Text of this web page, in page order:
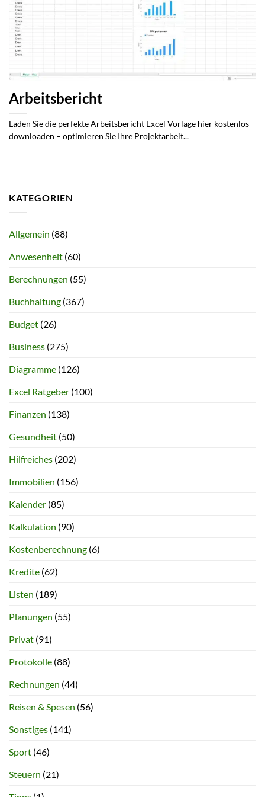
Arbeitsbericht
Laden Sie die perfekte Arbeitsbericht Excel Vorlage hier kostenlos
downloaden – optimieren Sie Ihre Projektarbeit...
KATEGORIEN
Allgemein (88)
Anwesenheit (60)
Berechnungen (55)
Buchhaltung (367)
Budget (26)
Business (275)
Diagramme (126)
Excel Ratgeber (100)
Finanzen (138)
Gesundheit (50)
Hilfreiches (202)
Immobilien (156)
Kalender (85)
Kalkulation (90)
Kostenberechnung (6)
Kredite (62)
Listen (189)
Planungen (55)
Privat (91)
Protokolle (88)
Rechnungen (44)
Reisen & Spesen (56)
Sonstiges (141)
Sport (46)
Steuern (21)